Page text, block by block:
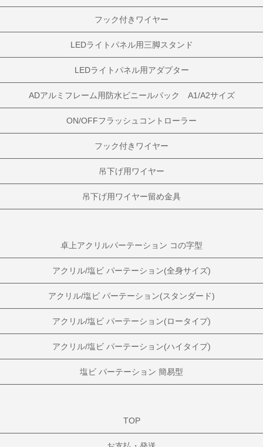
フック付きワイヤー
LEDライトパネル用三脚スタンド
LEDライトパネル用アダプター
ADアルミフレーム用防水ビニールパック A1/A2サイズ
ON/OFFフラッシュコントローラー
フック付きワイヤー
吊下げ用ワイヤー
吊下げ用ワイヤー留め金具
卓上アクリルパーテーション コの字型
アクリル/塩ビ パーテーション(全身サイズ)
アクリル/塩ビ パーテーション(スタンダード)
アクリル/塩ビ パーテーション(ロータイプ)
アクリル/塩ビ パーテーション(ハイタイプ)
塩ビ パーテーション 簡易型
TOP